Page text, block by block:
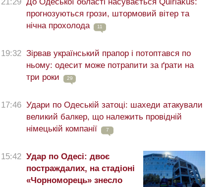
прогнозуються грози, штормовий вітер та
нічна прохолода
11
19:32 Зірвав український прапор і потоптався по
ньому: одесит може потрапити за ґрати на
три роки
29
17:46 Удари по Одеській затоці: шахеди атакували
великий балкер, що належить провідній
німецькій компанії
7
15:42 Удар по Одесі: двоє
постраждалих, на стадіоні
«Чорноморець» знесло